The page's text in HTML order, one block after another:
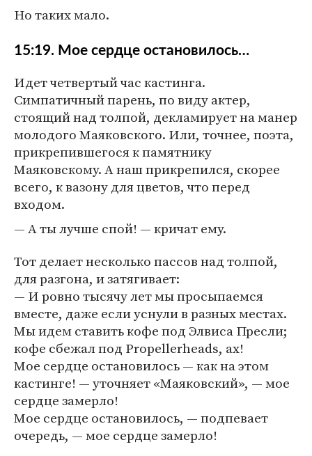
Но таких мало.
15:19. Мое сердце остановилось…
Идет четвертый час кастинга.
Симпатичный парень, по виду актер,
стоящий над толпой, декламирует на манер
молодого Маяковского. Или, точнее, поэта,
прикрепившегося к памятнику
Маяковскому. А наш прикрепился, скорее
всего, к вазону для цветов, что перед
входом.
— А ты лучше спой! — кричат ему.
Тот делает несколько пассов над толпой,
для разгона, и затягивает:
— И ровно тысячу лет мы просыпаемся
вместе, даже если уснули в разных местах.
Мы идем ставить кофе под Элвиса Пресли;
кофе сбежал под Propellerheads, ах!
Мое сердце остановилось — как на этом
кастинге! — уточняет «Маяковский», — мое
сердце замерло!
Мое сердце остановилось, — подпевает
очередь, — мое сердце замерло!